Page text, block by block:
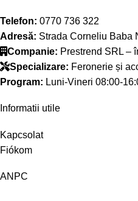
Telefon: 0770 736 322
Adresă: Strada Corneliu Baba
Companie: Prestrend SRL –
Specializare: Feronerie și
Program: Luni-Vineri 08:00-
Informatii utile
Kapcsolat
Fiókom
ANPC